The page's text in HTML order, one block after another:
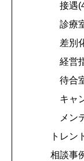
接遇
診療
差別
経営
待合
キャ
メン
トレン
相談事